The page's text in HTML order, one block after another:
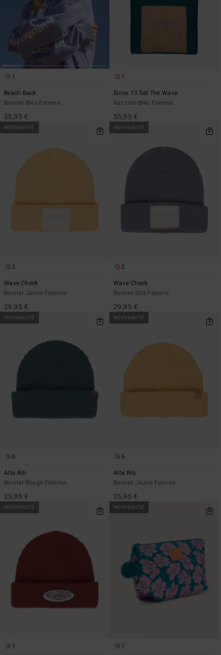
1
Beach Back
Bonnet Bleu Femme
35,95 €
1
Since 73 Set The Wave
Sac tote Bleu Femme
55,95 €
NOUVEAUTÉ
2
Wave Check
Bonnet Jaune Femme
29,95 €
NOUVEAUTÉ
2
Wave Check
Bonnet Gris Femme
29,95 €
NOUVEAUTÉ
6
Alta Rib
Bonnet Rouge Femme
25,95 €
NOUVEAUTÉ
6
Alta Rib
Bonnet Jaune Femme
25,95 €
NOUVEAUTÉ
1
NOUVEAUTÉ
1